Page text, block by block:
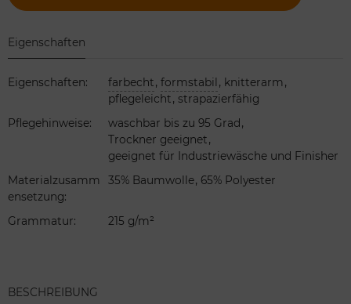
Eigenschaften
Eigenschaften: farbecht, formstabil , knitterarm,
pflegeleicht, strapazierfähig
Pflegehinweise: waschbar bis zu 95 Grad ,
Trockner geeignet,
geeignet für Industriewäsche und Finisher
Materialzusamm
ensetzung:
35% Baumwolle, 65% Polyester
Grammatur: 215 g/m²
BESCHREIBUNG